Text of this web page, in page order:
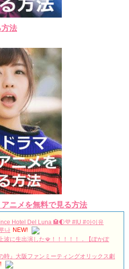
法
ニメを無料で見る方法
Hotel Del Luna 🏩🌓💜 #IU #아이유
나 NEW!
波に生出演した🪭！！！！！．【ぽかぽ
時』大阪ファンミーティングオリックス劇